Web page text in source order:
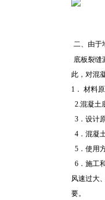
二、由于
底板裂缝
此，对混
1． 材料
2.混凝土
3．设计
4 ．混凝
5．使用
6．施工
风速过大
要。